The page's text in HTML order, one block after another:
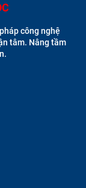
công nghệ
tâm. Nâng tầm